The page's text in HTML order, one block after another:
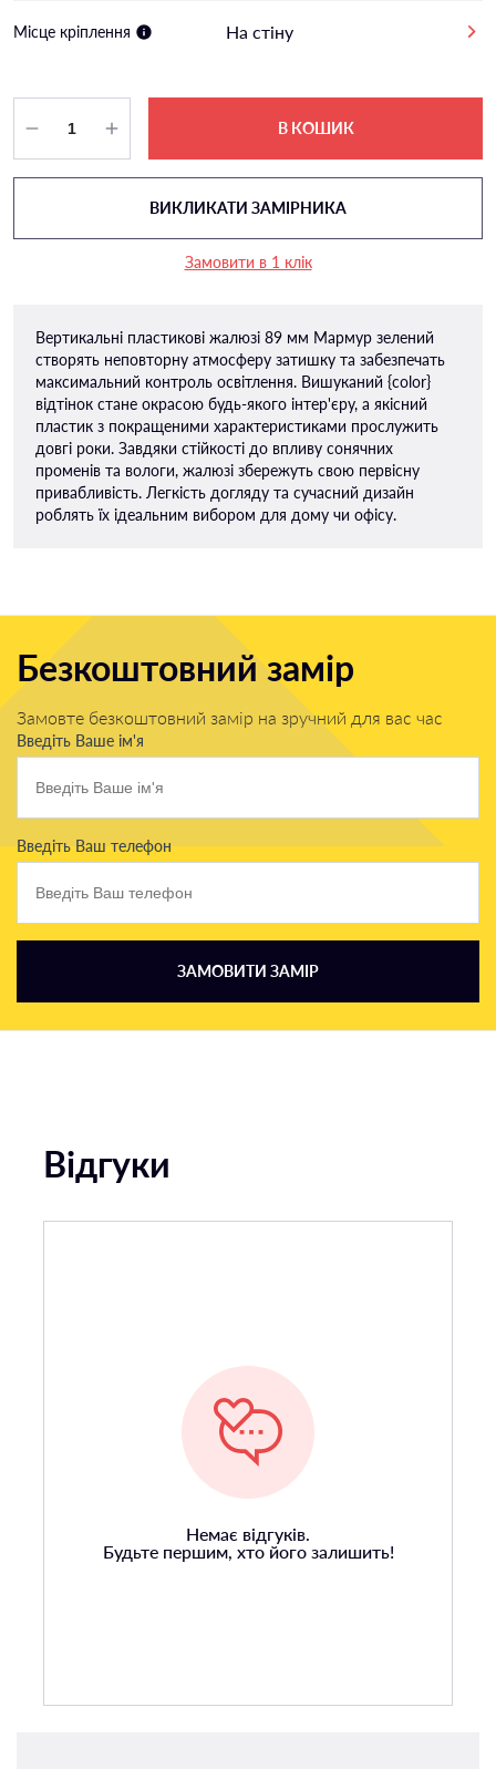
Місце кріплення На стіну
В КОШИК
ВИКЛИКАТИ ЗАМІРНИКА
Замовити в 1 клік
Вертикальні пластикові жалюзі 89 мм Мармур зелений
створять неповторну атмосферу затишку та забезпечать
максимальний контроль освітлення. Вишуканий {color}
відтінок стане окрасою будь-якого інтер'єру, а якісний
пластик з покращеними характеристиками прослужить
довгі роки. Завдяки стійкості до впливу сонячних
променів та вологи, жалюзі збережуть свою первісну
привабливість. Легкість догляду та сучасний дизайн
роблять їх ідеальним вибором для дому чи офісу.
Безкоштовний замір
Замовте безкоштовний замір на зручний для вас час
Введіть Ваше ім'я
Введіть Ваш телефон
ЗАМОВИТИ ЗАМІР
Відгуки
Немає відгуків.
Будьте першим, хто його залишить!